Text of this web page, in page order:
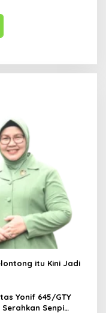
itu Kini Jadi
Yonif 645/GTY
Senpi